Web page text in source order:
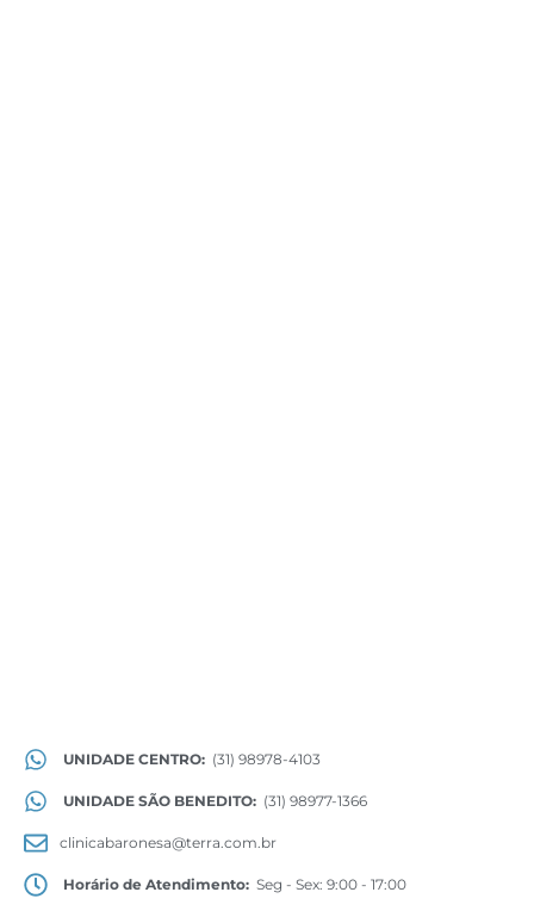
UNIDADE CENTRO: (31) 98978-4103
UNIDADE SÃO BENEDITO: (31) 98977-1366
clinicabaronesa@terra.com.br
Horário de Atendimento: Seg - Sex: 9:00 - 17:00